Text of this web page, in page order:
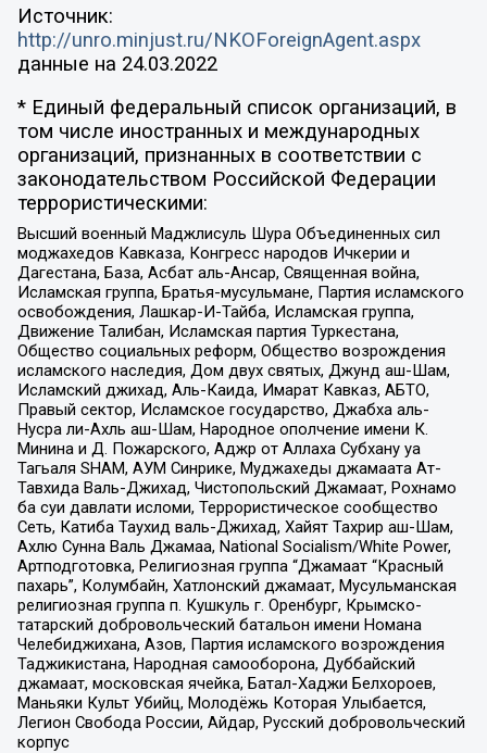
Источник:
http://unro.minjust.ru/NKOForeignAgent.aspx
данные на 24.03.2022
* Единый федеральный список организаций, в
том числе иностранных и международных
организаций, признанных в соответствии с
законодательством Российской Федерации
террористическими:
Высший военный Маджлисуль Шура Объединенных сил
моджахедов Кавказа, Конгресс народов Ичкерии и
Дагестана, База, Асбат аль-Ансар, Священная война,
Исламская группа, Братья-мусульмане, Партия исламского
освобождения, Лашкар-И-Тайба, Исламская группа,
Движение Талибан, Исламская партия Туркестана,
Общество социальных реформ, Общество возрождения
исламского наследия, Дом двух святых, Джунд аш-Шам,
Исламский джихад, Аль-Каида, Имарат Кавказ, АБТО,
Правый сектор, Исламское государство, Джабха аль-
Нусра ли-Ахль аш-Шам, Народное ополчение имени К.
Минина и Д. Пожарского, Аджр от Аллаха Субхану уа
Тагьаля SHAM, АУМ Синрике, Муджахеды джамаата Ат-
Тавхида Валь-Джихад, Чистопольский Джамаат, Рохнамо
ба суи давлати исломи, Террористическое сообщество
Сеть, Катиба Таухид валь-Джихад, Хайят Тахрир аш-Шам,
Ахлю Сунна Валь Джамаа, National Socialism/White Power,
Артподготовка, Религиозная группа “Джамаат “Красный
пахарь”, Колумбайн, Хатлонский джамаат, Мусульманская
религиозная группа п. Кушкуль г. Оренбург, Крымско-
татарский добровольческий батальон имени Номана
Челебиджихана, Азов, Партия исламского возрождения
Таджикистана, Народная самооборона, Дуббайский
джамаат, московская ячейка, Батал-Хаджи Белхороев,
Маньяки Культ Убийц, Молодёжь Которая Улыбается,
Легион Свобода России, Айдар, Русский добровольческий
корпус